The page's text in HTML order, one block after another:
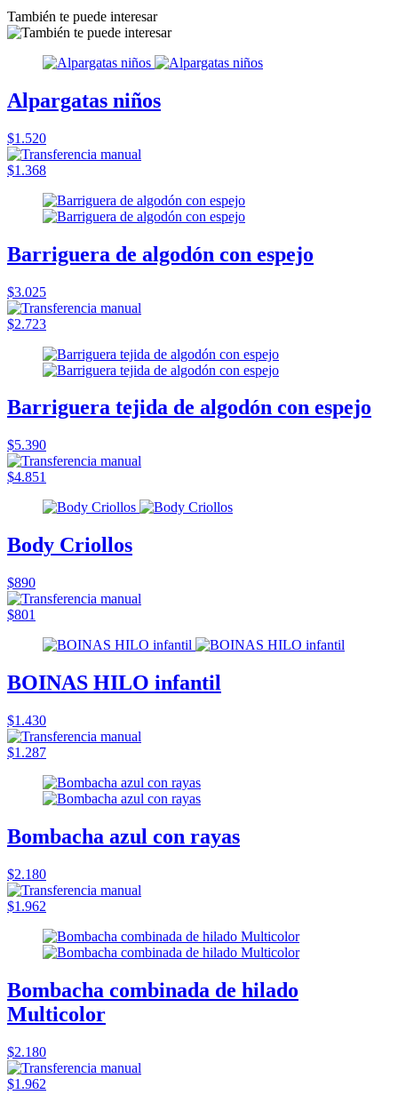
También te puede interesar
Alpargatas niños
$1.520
$1.368
Barriguera de algodón con espejo
$3.025
$2.723
Barriguera tejida de algodón con espejo
$5.390
$4.851
Body Criollos
$890
$801
BOINAS HILO infantil
$1.430
$1.287
Bombacha azul con rayas
$2.180
$1.962
Bombacha combinada de hilado
Multicolor
$2.180
$1.962